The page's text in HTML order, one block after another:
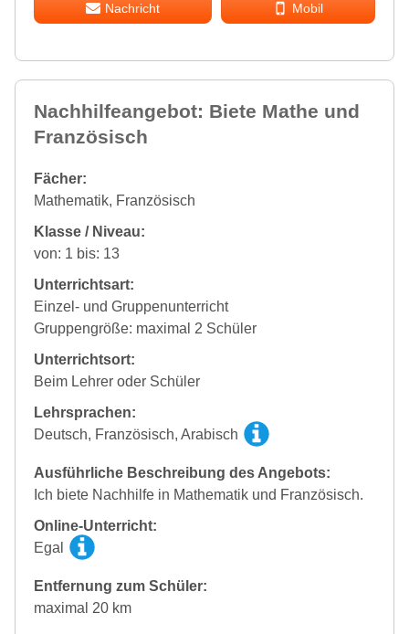
Nachricht Mobil
Nachhilfeangebot: Biete Mathe und
Französisch
Fächer:
Mathematik, Französisch
Klasse / Niveau:
von: 1 bis: 13
Unterrichtsart:
Einzel- und Gruppenunterricht
Gruppengröße: maximal 2 Schüler
Unterrichtsort:
Beim Lehrer oder Schüler
Lehrsprachen:
Deutsch, Französisch, Arabisch
Ausführliche Beschreibung des Angebots:
Ich biete Nachhilfe in Mathematik und Französisch.
Online-Unterricht:
Egal
Entfernung zum Schüler:
maximal 20 km